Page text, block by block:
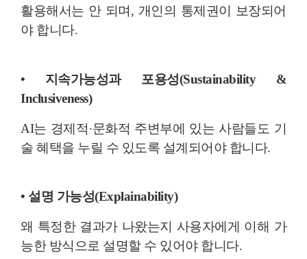
활용해서는 안 되며, 개인의 통제권이 보장되어
야 합니다.
• 지속가능성과 포용성(Sustainability &
Inclusiveness)
AI는 경제적·문화적 주변부에 있는 사람들도 기
술 혜택을 누릴 수 있도록 설계되어야 합니다.
• 설명 가능성(Explainability)
왜 특정한 결과가 나왔는지 사용자에게 이해 가
능한 방식으로 설명할 수 있어야 합니다.